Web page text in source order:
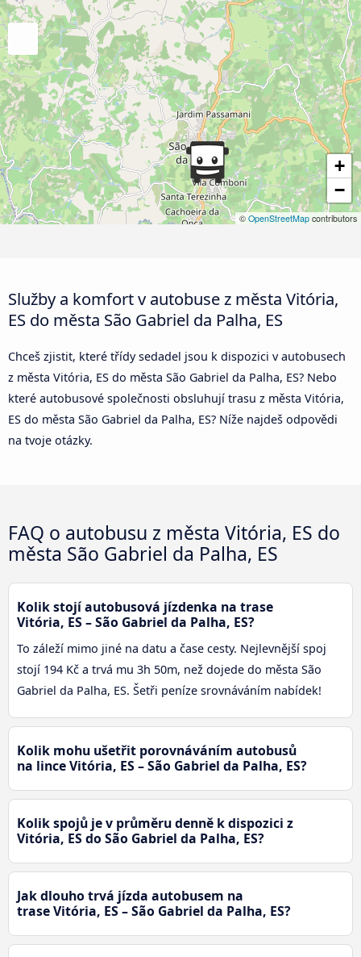
+
−
© OpenStreetMap contributors
Služby a komfort v autobuse z města Vitória,
ES do města São Gabriel da Palha, ES
Chceš zjistit, které třídy sedadel jsou k dispozici v autobusech
z města Vitória, ES do města São Gabriel da Palha, ES? Nebo
které autobusové společnosti obsluhují trasu z města Vitória,
ES do města São Gabriel da Palha, ES? Níže najdeš odpovědi
na tvoje otázky.
FAQ o autobusu z města Vitória, ES do
města São Gabriel da Palha, ES
Kolik stojí autobusová jízdenka na trase
Vitória, ES – São Gabriel da Palha, ES?
To záleží mimo jiné na datu a čase cesty. Nejlevnější spoj
stojí 194 Kč a trvá mu 3h 50m, než dojede do města São
Gabriel da Palha, ES. Šetři peníze srovnáváním nabídek!
Kolik mohu ušetřit porovnáváním autobusů
na lince Vitória, ES – São Gabriel da Palha, ES?
Kolik spojů je v průměru denně k dispozici z
Vitória, ES do São Gabriel da Palha, ES?
Jak dlouho trvá jízda autobusem na
trase Vitória, ES – São Gabriel da Palha, ES?